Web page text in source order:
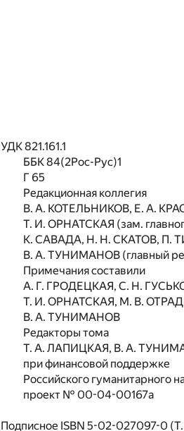
УДК 821.161.1
ББК 84(2Рос-Рус)1
Г 65
Редакционная коллегия
В. А. КОТЕЛЬНИКОВ, Е. А.
Т. И. ОРНАТСКАЯ (зам.
К. САВАДА, Н. Н. СКАТОВ, П.
В. А. ТУНИМАНОВ (главный
Примечания составили
А. Г. ГРОДЕЦКАЯ, С. Н.
Т. И. ОРНАТСКАЯ, М. В.
В. А. ТУНИМАНОВ
Редакторы тома
Т. А. ЛАПИЦКАЯ, В. А.
при финансовой поддержке
Российского гуманитарного
проект № 00-04-00167а
Подписное ISBN 5-02-027097-0